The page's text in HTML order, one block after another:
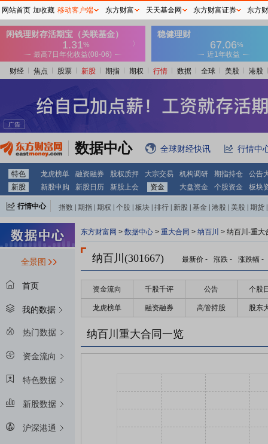
财经 焦点 股票 新股 期指 期权 行情 数据 全球 美股 港股
数据中心 全球财经快讯 行情中
特色 龙虎榜单 融资融券 股权质押 大宗交易 机构调研 期指持仓
公告
新股
新股申购 新股日历 新股上会 资金 大盘资金 个股资金 板块
行情中心 指数 期指 期权 个股 板块 排行 新股 基金 港股 美股 期货
全景图
首页
我的数据
热门数据
资金流向
特色数据
新股数据
沪深港通
东方财富网 > 数据中心 > 重大合同 > 纳百川 > 纳百川-重大
纳百川(301667) 最新价 - 涨跌 - 涨跌幅 -
资金流向 千股千评 公告 个股
龙虎榜单 融资融券 高管持股 股东
纳百川重大合同一览
网站首页 加收藏 移动客户端 东方财富 天天基金网 东方财富证券 东方